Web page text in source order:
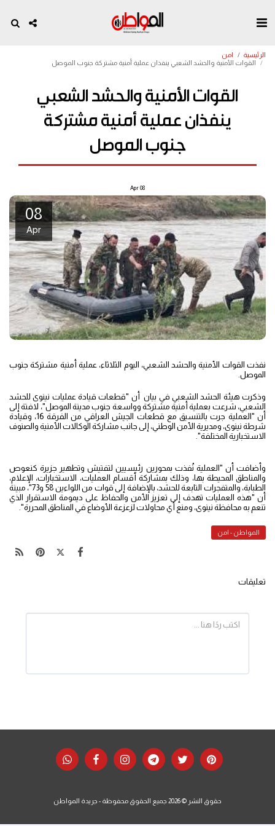
الرئيسية
امن
القوات الأمنية والحشد الشعبي ينفذان عملية أمنية مشتركة جنوب الموصل
القوات الأمنية والحشد الشعبي
ينفذان عملية أمنية مشتركة
جنوب الموصل
08
Apr
08
Apr
نفذت القوات الأمنية والحشد الشعبي، اليوم الثلاثاء، عملية أمنية مشتركة جنوب
الموصل.
وذكرت هيئة الحشد الشعبي في بيان أن "قطعات قيادة عمليات نينوى للحشد
الشعبي، شرعت بعملية أمنية مشتركة وواسعة جنوب مدينة الموصل"، لافتة إلى
أن "العملية جرت بالتنسيق مع قطعات الجيش العراقي من الفرقة 16، وقيادة
شرطة نينوى، ومديرية الأمن الوطني، إلى جانب مشاركة الوكالات الأمنية والصنوف
الاستخبارية المختلفة".
وأضافت أن "العملية نُفذت بمحورين رئيسيين لتفتيش وتطهير جزيرة كنعوص
والمناطق المحيطة بها، وذلك بمشاركة أقسام العمليات، الاستخبارات، الإعلام،
الطبابة، والمتفجرات التابعة للحشد، بالإضافة إلى قوات من اللواءين 58 و73"، مبينة
أن "هذه العمليات تهدف إلى تعزيز الأمن والحفاظ على ديمومة الاستقرار الذي
تنعم به محافظة نينوى، ومنع أي محاولات لزعزعة الأوضاع في المناطق المحررة".
المواطن - امن
تعليقات
حقوق النشر © 2026 جميع الحقوق محفوظة - جريدة المواطن